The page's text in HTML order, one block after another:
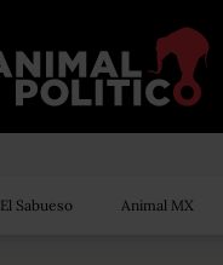
El Sabueso Animal MX